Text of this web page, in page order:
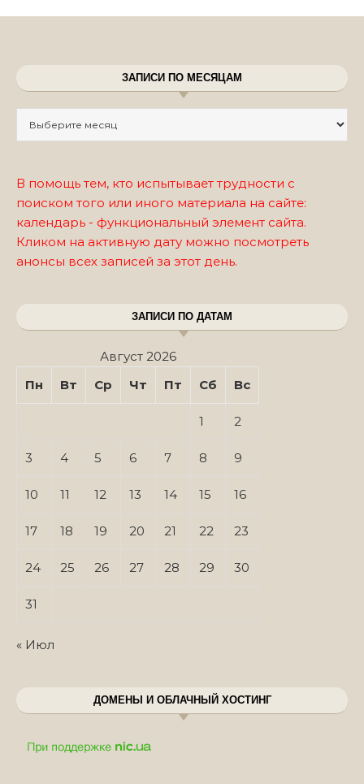
ЗАПИСИ ПО МЕСЯЦАМ
В помощь тем, кто испытывает трудности с
поиском того или иного материала на сайте:
календарь - функциональный элемент сайта.
Кликом на активную дату можно посмотреть
анонсы всех записей за этот день.
ЗАПИСИ ПО ДАТАМ
Август 2026
Пн
Вт Ср Чт Пт Сб Вс
1 2
3 4 5 6 7 8 9
10 11 12 13 14 15 16
17 18 19 20 21 22 23
24 25 26 27 28 29 30
31
« Июл
ДОМЕНЫ И ОБЛАЧНЫЙ ХОСТИНГ